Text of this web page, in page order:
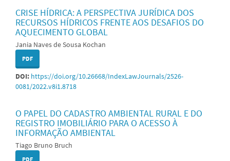
CRISE HÍDRICA: A PERSPECTIVA JURÍDICA DOS
RECURSOS HÍDRICOS FRENTE AOS DESAFIOS DO
AQUECIMENTO GLOBAL
Jania Naves de Sousa Kochan
PDF
DOI: https://doi.org/10.26668/IndexLawJournals/2526-
0081/2022.v8i1.8718
O PAPEL DO CADASTRO AMBIENTAL RURAL E DO
REGISTRO IMOBILIÁRIO PARA O ACESSO À
INFORMAÇÃO AMBIENTAL
Tiago Bruno Bruch
PDF